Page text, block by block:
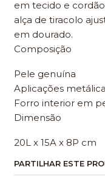
em tecido e
alça de tiracolo
em dourado.
Composição
Pele genuína
Aplicações
Forro interior em
Dimensão
20L x 15A x 8P cm
PARTILHAR ESTE